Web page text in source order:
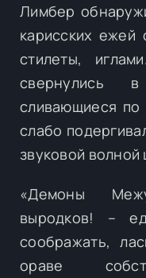
Лимбер
карисских
стилеты,
свернулись
сливающиеся по
слабо
звуковой
«Демоны
выродков! –
соображать,
ораве